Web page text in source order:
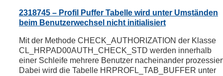
2318745 – Profil Puffer Tabelle wird unter Umständen
beim Benutzerwechsel nicht initialisiert
Mit der Methode CHECK_AUTHORIZATION der Klasse
CL_HRPAD00AUTH_CHECK_STD werden innerhalb
einer Schleife mehrere Benutzer nacheinander
Dabei wird die Tabelle HRPROFL_TAB_BUFFER unter